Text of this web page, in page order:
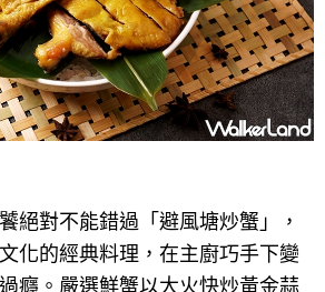
絕對不能錯過「避風塘炒蟹」，
化的經典料理，在主廚巧手下變
癮。嚴選鮮蟹以大火快炒黃金蒜